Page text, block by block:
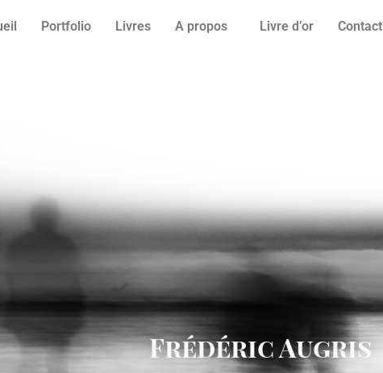
Portfolio Livres A propos Livre d’or Contact
Frédéric Augris